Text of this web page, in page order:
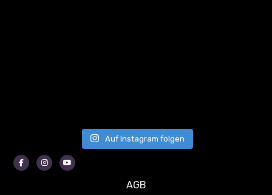
Auf Instagram folgen
FacebookInstagram
AGB